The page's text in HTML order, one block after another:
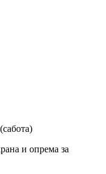
и опрема за